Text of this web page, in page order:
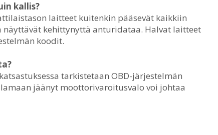
kallis?
laitteet kuitenkin pääsevät kaikkiin
kehittynyttä anturidataa. Halvat laitteet
koodit.
tarkistetaan OBD-järjestelmän
jäänyt moottorivaroitusvalo voi johtaa